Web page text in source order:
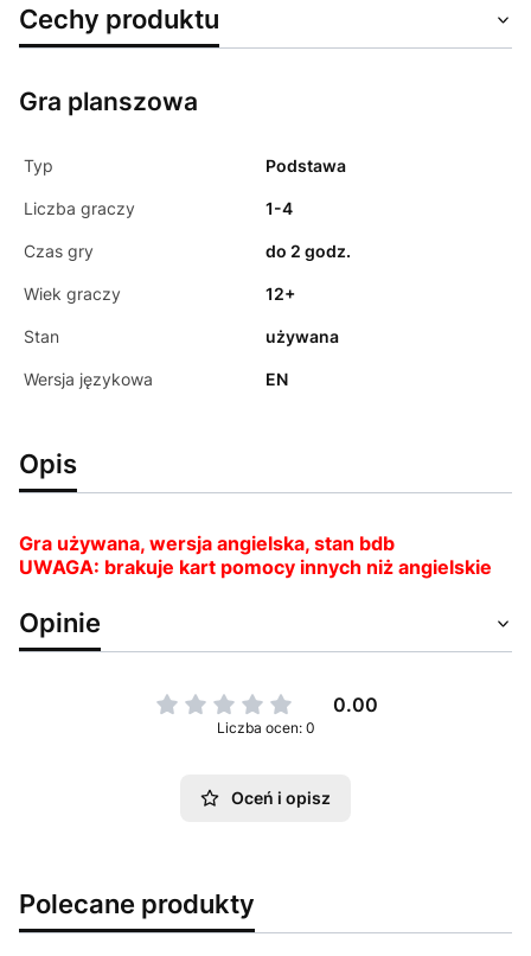
Cechy produktu
Gra planszowa
Typ Podstawa
Liczba graczy 1-4
Czas gry do 2 godz.
Wiek graczy 12+
Stan używana
Wersja językowa EN
Opis
Gra używana, wersja angielska, stan bdb
UWAGA: brakuje kart pomocy innych niż angielskie
Opinie
0.00
Liczba ocen: 0
Oceń i opisz
Polecane produkty